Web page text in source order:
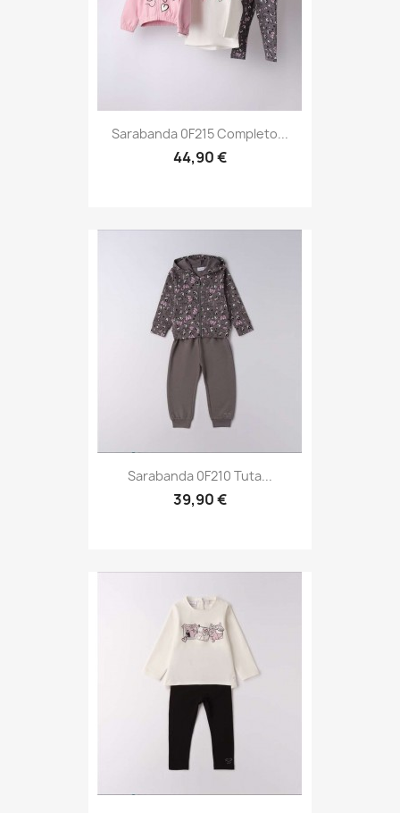
Sarabanda 0F215 Completo...
44,90 €
Sarabanda 0F210 Tuta...
39,90 €